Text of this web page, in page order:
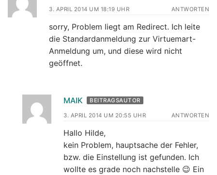
3. APRIL 2014 UM 18:19 UHR ANTWORTEN
sorry, Problem liegt am Redirect. Ich leite
die Standardanmeldung zur Virtuemart-
Anmeldung um, und diese wird nicht
geöffnet.
MAIK BEITRAGSAUTOR
3. APRIL 2014 UM 20:55 UHR ANTWORTEN
Hallo Hilde,
kein Problem, hauptsache der Fehler,
bzw. die Einstellung ist gefunden. Ich
wollte es grade noch nachstelle 😉 Ein